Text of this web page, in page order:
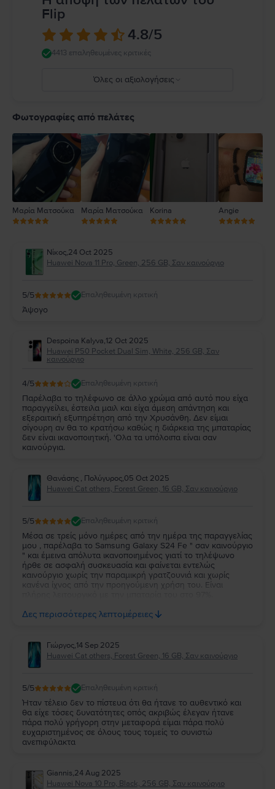
Flip
4.8/5
4413 επαληθευμένες κριτικές
Όλες οι αξιολογήσεις
4
Φωτογραφίες από πελάτες
Μαρία Ματσούκα Μαρία Ματσούκα Korina Angie
Νίκος,24 Oct 2025
Huawei Nova 11 Pro, Green, 256 GB, Σαν καινούργιο
5/5 Επαληθευμένη κριτική
Άψογο
Despoina Kalyva,12 Oct 2025
Huawei P50 Pocket Dual Sim, White, 256 GB, Σαν
καινούργιο
4/5 Επαληθευμένη κριτική
Παρέλαβα το τηλέφωνο σε άλλο χρώμα από αυτό που είχα
παραγγείλει, έστειλα μαιλ και είχα άμεση απάντηση και
εξεραιτική εξυπηρέτηση από την Χρυσάνθη. Δεν είμαι
σίγουρη αν θα το κρατήσω καθώς η διάρκεια της μπαταρίας
δεν είναι ικανοποιητική. 'Ολα τα υπόλοιπα είναι σαν
καινούργια.
Θανάσης , Πολύγυρος,05 Oct 2025
Huawei Cat others, Forest Green, 16 GB, Σαν καινούργιο
5/5 Επαληθευμένη κριτική
Μέσα σε τρείς μόνο ημέρες από την ημέρα της παραγγελίας
μου , παρέλαβα το Samsung Galaxy S24 Fe " σαν καινούργιο
" και έμεινα απόλυτα ικανοποιημένος γιατί το τηλέψωνο
ήρθε σε ασφαλή συσκευασία και φαίνεται εντελώς
καινούργιο χωρίς την παραμικρή γρατζουνιά και χωρίς
κανένα ίχνος από την προηγούμενη χρήση του. Είναι
όσους θέλουν να αγοράσουν καλό και φθηνό κινητό.
Δες περισσότερες λεπτομέρειες
Γιώργος,14 Sep 2025
Huawei Cat others, Forest Green, 16 GB, Σαν καινούργιο
5/5 Επαληθευμένη κριτική
Ήταν τέλειο δεν το πίστευα ότι θα ήτανε το αυθεντικό και
θα είχε τόσες δυνατότητες οπός ακριβώς έλεγαν ήτανε
πάρα πολύ γρήγορη στην μεταφορά είμαι πάρα πολύ
ευχαριστημένος σε όλους τους τομείς το συνιστώ
ανεπιφύλακτα
Giannis,24 Aug 2025
Huawei Nova 10 Pro, Black, 256 GB, Σαν καινούργιο